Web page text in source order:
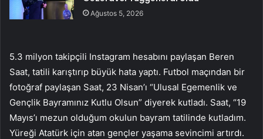
Ağustos 5, 2026
5.3 milyon takipçili Instagram hesabını paylaşan Beren
Saat, tatili karıştırıp büyük hata yaptı. Futbol maçından bir
fotoğraf paylaşan Saat, 23 Nisan’ı “Ulusal Egemenlik ve
Gençlik Bayramınız Kutlu Olsun” diyerek kutladı. Saat, “19
Mayıs’ı mezun olduğum okulun bayram tatilinde kutladım.
Yüreği Atatürk için atan gençler yaşama sevincimi artırdı.